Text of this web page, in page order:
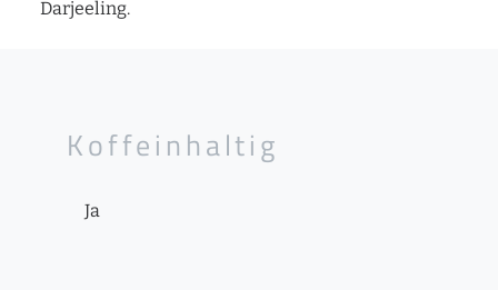
Darjeeling.
Koffeinhaltig
Ja